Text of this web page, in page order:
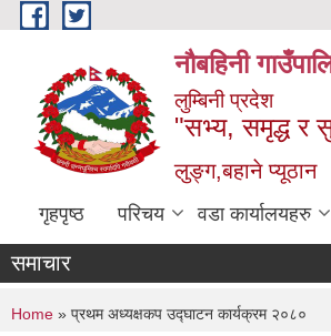
Skip to main content
नौबहिनी
लुम्बिनी प्रदेश
"सभ्य, समृद्ध र
लुङ्ग,बहाने प्यूठान
गृहपृष्ठ परिचय वडा कार्यालयहरु
समाचार
You are here
Home » प्रथम अध्यक्षकप उद्घाटन कार्यक्रम २०८०